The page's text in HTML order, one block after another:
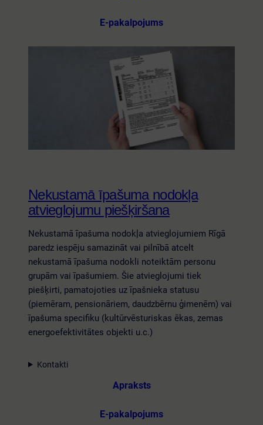
E-pakalpojums
Nekustamā īpašuma nodokļa
atvieglojumu piešķiršana
Nekustamā īpašuma nodokļa atvieglojumiem Rīgā
paredz iespēju samazināt vai pilnībā atcelt
nekustamā īpašuma nodokli noteiktām personu
grupām vai īpašumiem. Šie atvieglojumi tiek
piešķirti, pamatojoties uz īpašnieka statusu
(piemēram, pensionāriem, daudzbērnu ģimenēm) vai
īpašuma specifiku (kultūrvēsturiskas ēkas, zemas
energoefektivitātes objekti u.c.)
Kontakti
Apraksts
E-pakalpojums